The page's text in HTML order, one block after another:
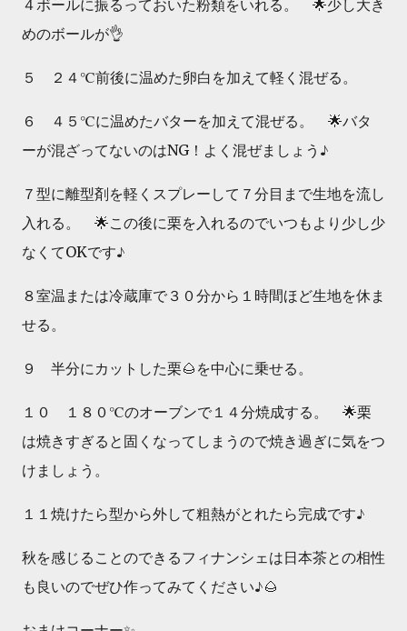
４ボールに振るっておいた粉類をいれる。 🌟少し大き
めのボールが👌
５ ２４℃前後に温めた卵白を加えて軽く混ぜる。
６ ４５℃に温めたバターを加えて混ぜる。 🌟バタ
ーが混ざってないのはNG！よく混ぜましょう♪
７型に離型剤を軽くスプレーして７分目まで生地を流し
入れる。 🌟この後に栗を入れるのでいつもより少し少
なくてOKです♪
８室温または冷蔵庫で３０分から１時間ほど生地を休ま
せる。
９ 半分にカットした栗🌰を中心に乗せる。
１０ １８０℃のオーブンで１４分焼成する。 🌟栗
は焼きすぎると固くなってしまうので焼き過ぎに気をつ
けましょう。
１１焼けたら型から外して粗熱がとれたら完成です♪
秋を感じることのできるフィナンシェは日本茶との相性
も良いのでぜひ作ってみてください♪🌰